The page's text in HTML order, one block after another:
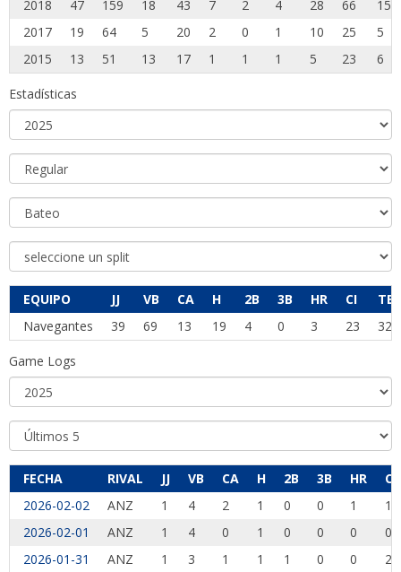
2018
47 159 18 43 7 2 4 28 66
15
2017
19 64 5 20 2 0 1 10 25
5
2015
13 51 13 17 1 1 1 5 23 6
Estadísticas
EQUIPO JJ VB CA H 2B 3B HR CI
TB
Navegantes
39 69 13 19 4 0 3 23 32
Game Logs
FECHA RIVAL JJ VB CA H 2B 3B HR
CI
2026-02-02
ANZ 1 4 2 1 0 0 1
1
2026-02-01
ANZ 1 4 0 1 0 0 0
0
2026-01-31
ANZ 1 3 1 1 1 0 0
2